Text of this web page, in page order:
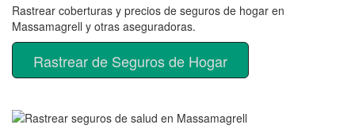
Rastrear coberturas y precios de seguros de hogar en
Massamagrell y otras aseguradoras.
Rastrear de Seguros de Hogar